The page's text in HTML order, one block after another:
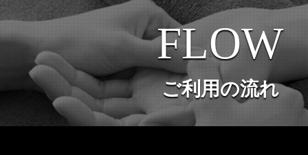
メンズエステ店
お店を探す
お店検索ページへ
セラピスト
セラピストを探す
FLOW
ご利用の流れ